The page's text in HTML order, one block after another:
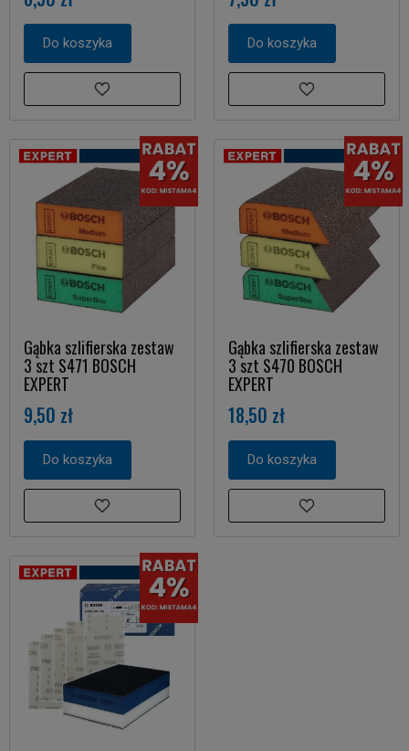
Do koszyka Do koszyka
Gąbka szlifierska zestaw
3 szt S471 BOSCH
EXPERT
9,50 zł
Do koszyka
Gąbka szlifierska zestaw
3 szt S470 BOSCH
EXPERT
18,50 zł
Do koszyka